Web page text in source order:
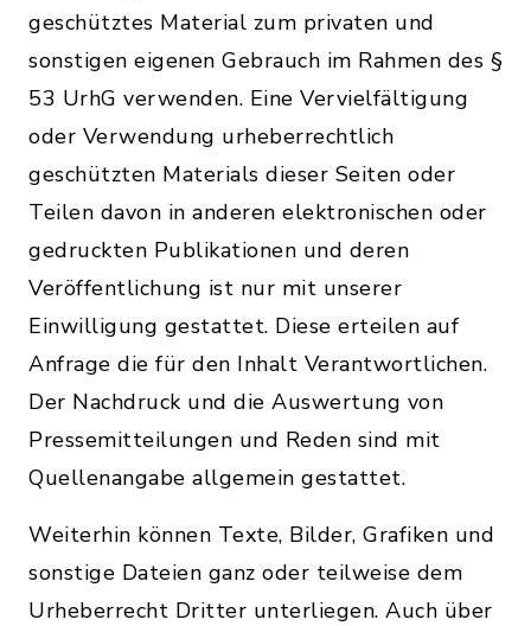
geschütztes Material zum privaten und
sonstigen eigenen Gebrauch im Rahmen des §
53 UrhG verwenden. Eine Vervielfältigung
oder Verwendung urheberrechtlich
geschützten Materials dieser Seiten oder
Teilen davon in anderen elektronischen oder
gedruckten Publikationen und deren
Veröffentlichung ist nur mit unserer
Einwilligung gestattet. Diese erteilen auf
Anfrage die für den Inhalt Verantwortlichen.
Der Nachdruck und die Auswertung von
Pressemitteilungen und Reden sind mit
Quellenangabe allgemein gestattet.
Weiterhin können Texte, Bilder, Grafiken und
sonstige Dateien ganz oder teilweise dem
Urheberrecht Dritter unterliegen. Auch über